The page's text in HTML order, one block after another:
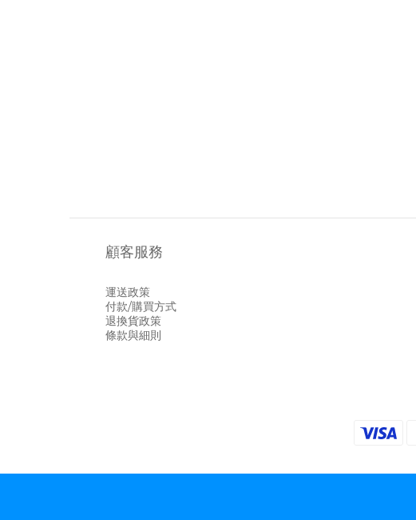
顧客服務
運送政策
付款/購買方式
退換貨政策
條款與細則